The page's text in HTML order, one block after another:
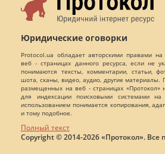
Юридические оговорки
Protocol.ua обладает авторскими правами
веб - страницах данного ресурса, если не
понимаются тексты, комментарии, статьи,
шота, сканы, видео, аудио, другие материалы.
размещенных на веб - страницах «Протокол»
для индексации поисковыми системами
использованием понимается копирования,
и тому подобное.
Полный текст
Copyright © 2014-2026 «Протокол».